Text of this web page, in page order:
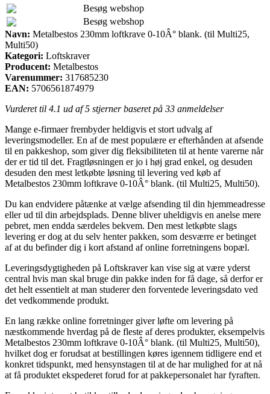
Besøg webshop
Besøg webshop
Navn: Metalbestos 230mm loftkrave 0-10Â° blank. (til Multi25,
Multi50)
Kategori: Loftskraver
Producent: Metalbestos
Varenummer: 317685230
EAN: 5706561874979
Vurderet til 4.1 ud af 5 stjerner baseret på 33 anmeldelser
Mange e-firmaer frembyder heldigvis et stort udvalg af
leveringsmodeller. En af de mest populære er efterhånden at afsende
til en pakkeshop, som giver dig fleksibiliteten til at hente varerne når
der er tid til det. Fragtløsningen er jo i høj grad enkel, og desuden
desuden den mest letkøbte løsning til levering ved køb af
Metalbestos 230mm loftkrave 0-10Â° blank. (til Multi25, Multi50).
Du kan endvidere påtænke at vælge afsending til din hjemmeadresse
eller ud til din arbejdsplads. Denne bliver uheldigvis en anelse mere
pebret, men endda særdeles bekvem. Den mest letkøbte slags
levering er dog at du selv henter pakken, som desværre er betinget
af at du befinder dig i kort afstand af online forretningens bopæl.
Leveringsdygtigheden på Loftskraver kan vise sig at være yderst
central hvis man skal bruge din pakke inden for få dage, så derfor er
det helt essentielt at man studerer den forventede leveringsdato ved
det vedkommende produkt.
En lang række online forretninger giver løfte om levering på
næstkommende hverdag på de fleste af deres produkter, eksempelvis
Metalbestos 230mm loftkrave 0-10Â° blank. (til Multi25, Multi50),
hvilket dog er forudsat at bestillingen køres igennem tidligere end et
konkret tidspunkt, med hensynstagen til at de har mulighed for at nå
at få produktet ekspederet forud for at pakkepersonalet har fyraften.